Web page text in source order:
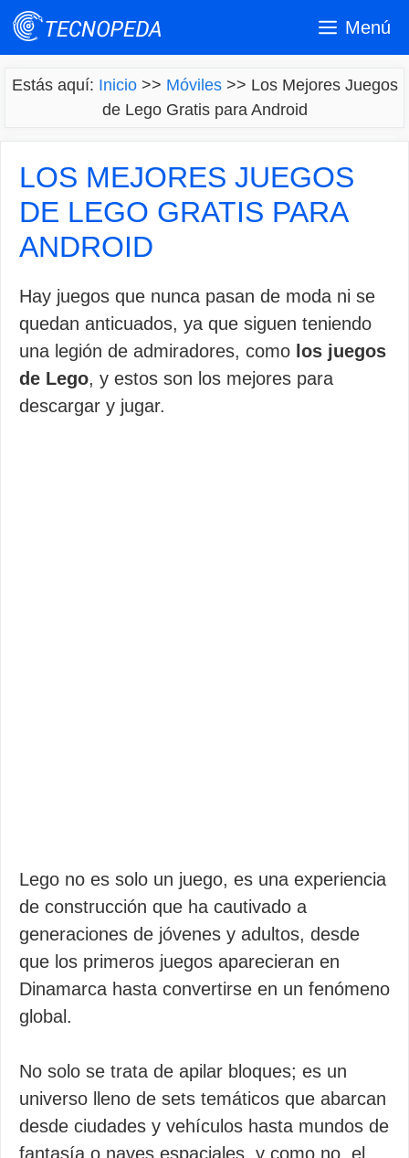
Saltar
Menú
Estás aquí: Inicio>> Móviles>> Los Mejores Juegos
de Lego Gratis para Android
LOS MEJORES JUEGOS
DE LEGO GRATIS PARA
ANDROID
Hay juegos que nunca pasan de moda ni se
quedan anticuados, ya que siguen teniendo
una legión de admiradores, como los juegos
de Lego, y estos son los mejores para
descargar y jugar.
Lego no es solo un juego, es una experiencia
de construcción que ha cautivado a
generaciones de jóvenes y adultos, desde
que los primeros juegos aparecieran en
Dinamarca hasta convertirse en un fenómeno
global.
No solo se trata de apilar bloques; es un
universo lleno de sets temáticos que abarcan
desde ciudades y vehículos hasta mundos de
fantasía o naves espaciales, y como no, el